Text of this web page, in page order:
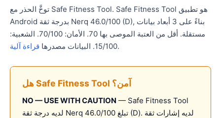
توخَّ الحذر مع Safe Fitness Tool. Safe Fitness Tool هو تطبيق
Android بدرجة ثقة Nerq 46.0/100 (D), بناءً على 3 أبعاد بيانات
مستقلة. أقل من العتبة الموصى بها 70. الأمان: 70/100. الشعبية:
15/100. البيانات مصدرها
قراءة آلية .
هل Safe Fitness Tool آمن؟
NO — USE WITH CAUTION — Safe Fitness Tool
لديه درجة ثقة Nerq تبلغ 46.0/100 (D). لديه إشارات ثقة